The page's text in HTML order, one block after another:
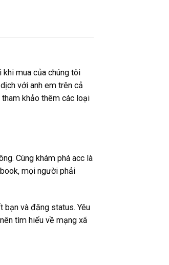
mua của chúng tôi
với anh em trên cả
khảo thêm các loại
Cùng khám phá acc là
mọi người phải
bạn và đăng status. Yêu
tìm hiểu về mạng xã